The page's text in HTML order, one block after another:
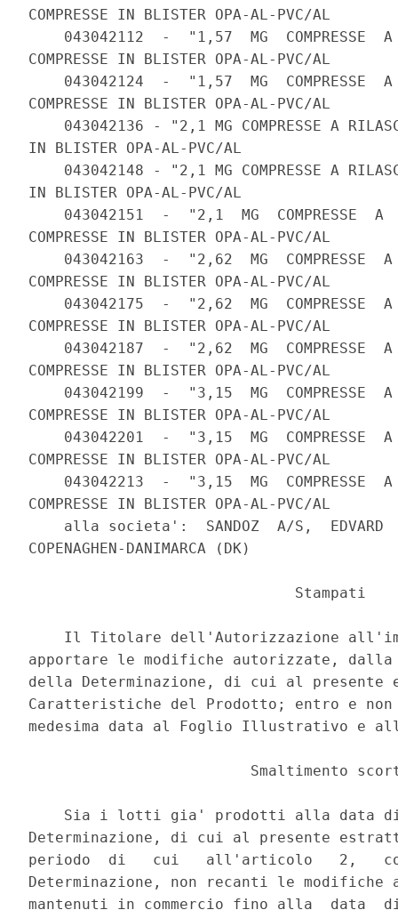
COMPRESSE IN BLISTER OPA-AL-PVC/AL
043042112  -  "1,57  MG  COMPRESSE
COMPRESSE IN BLISTER OPA-AL-PVC/AL
043042124  -  "1,57  MG  COMPRESSE
COMPRESSE IN BLISTER OPA-AL-PVC/AL
043042136 - "2,1 MG COMPRESSE A
IN BLISTER OPA-AL-PVC/AL
043042148 - "2,1 MG COMPRESSE A
IN BLISTER OPA-AL-PVC/AL
043042151  -  "2,1  MG  COMPRESSE  A
COMPRESSE IN BLISTER OPA-AL-PVC/AL
043042163  -  "2,62  MG  COMPRESSE
COMPRESSE IN BLISTER OPA-AL-PVC/AL
043042175  -  "2,62  MG  COMPRESSE
COMPRESSE IN BLISTER OPA-AL-PVC/AL
043042187  -  "2,62  MG  COMPRESSE
COMPRESSE IN BLISTER OPA-AL-PVC/AL
043042199  -  "3,15  MG  COMPRESSE
COMPRESSE IN BLISTER OPA-AL-PVC/AL
043042201  -  "3,15  MG  COMPRESSE
COMPRESSE IN BLISTER OPA-AL-PVC/AL
043042213  -  "3,15  MG  COMPRESSE
COMPRESSE IN BLISTER OPA-AL-PVC/AL
alla societa':  SANDOZ  A/S,  EDVARD
COPENAGHEN-DANIMARCA (DK)
                              Stampati
Il Titolare dell'Autorizzazione
apportare le modifiche autorizzate,
della Determinazione, di cui al
Caratteristiche del Prodotto; entro e
medesima data al Foglio Illustrativo e
Smaltimento
Sia i lotti gia' prodotti alla data
Determinazione, di cui al presente
periodo  di   cui   all'articolo   2,
Determinazione, non recanti le modifiche
mantenuti in commercio fino alla  data